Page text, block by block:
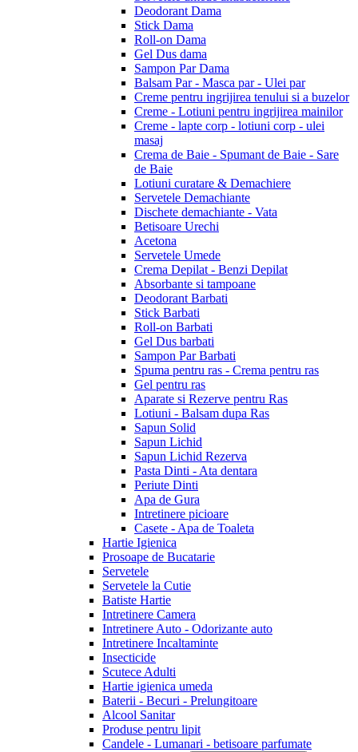
Deodorant Dama
Stick Dama
Roll-on Dama
Gel Dus dama
Sampon Par Dama
Balsam Par - Masca par - Ulei par
Creme pentru ingrijirea tenului si a buzelor
Creme - Lotiuni pentru ingrijirea mainilor
Creme - lapte corp - lotiuni corp - ulei
masaj
Crema de Baie - Spumant de Baie - Sare
de Baie
Lotiuni curatare & Demachiere
Servetele Demachiante
Dischete demachiante - Vata
Betisoare Urechi
Acetona
Servetele Umede
Crema Depilat - Benzi Depilat
Absorbante si tampoane
Deodorant Barbati
Stick Barbati
Roll-on Barbati
Gel Dus barbati
Sampon Par Barbati
Spuma pentru ras - Crema pentru ras
Gel pentru ras
Aparate si Rezerve pentru Ras
Lotiuni - Balsam dupa Ras
Sapun Solid
Sapun Lichid
Sapun Lichid Rezerva
Pasta Dinti - Ata dentara
Periute Dinti
Apa de Gura
Intretinere picioare
Casete - Apa de Toaleta
Hartie Igienica
Prosoape de Bucatarie
Servetele
Servetele la Cutie
Batiste Hartie
Intretinere Camera
Intretinere Auto - Odorizante auto
Intretinere Incaltaminte
Insecticide
Scutece Adulti
Hartie igienica umeda
Baterii - Becuri - Prelungitoare
Alcool Sanitar
Produse pentru lipit
Candele - Lumanari - betisoare parfumate